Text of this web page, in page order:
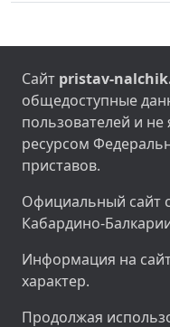
Сайт pristav-
общедоступные
пользователей и
ресурсом
приставов.
Официальный сайт
Кабардино-
Информация на
характер.
Продолжая